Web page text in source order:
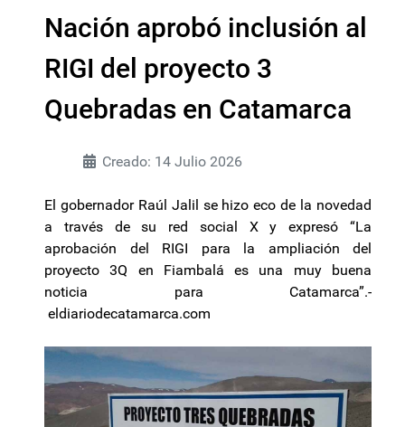
Nación aprobó inclusión al
RIGI del proyecto 3
Quebradas en Catamarca
Creado: 14 Julio 2026
El gobernador Raúl Jalil se hizo eco de la novedad
a través de su red social X y expresó “La
aprobación del RIGI para la ampliación del
proyecto 3Q en Fiambalá es una muy buena
noticia para Catamarca”.-
eldiariodecatamarca.com